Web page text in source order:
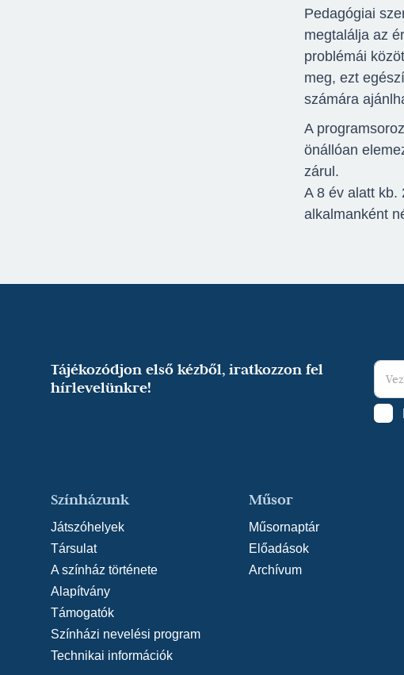
Pedagógiai
megtalálja az
problémái
meg, ezt
számára
A
önállóan
zárul.
A 8 év alatt kb.
alkalmanként
Tájékozódjon első kézből, iratkozzon fel
hírlevelünkre!
Színházunk
Játszóhelyek
Társulat
A színház története
Alapítvány
Támogatók
Színházi nevelési program
Technikai információk
Műsor
Műsornaptár
Előadások
Archívum